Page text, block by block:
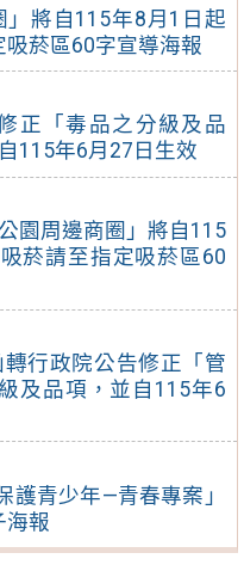
將自115年8月1日起
菸區60字宣導海報
正「毒品之分級及品
115年6月27日生效
園周邊商圈」將自115
菸請至指定吸菸區60
行政院公告修正「管
及品項，並自115年6
護青少年—青春專案」
海報